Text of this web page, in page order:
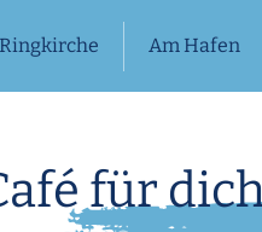
Am Hafen
für